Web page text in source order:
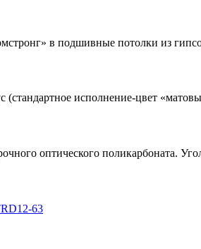
в подшивные потолки из
исполнение-цвет
оптического поликарбоната.
63